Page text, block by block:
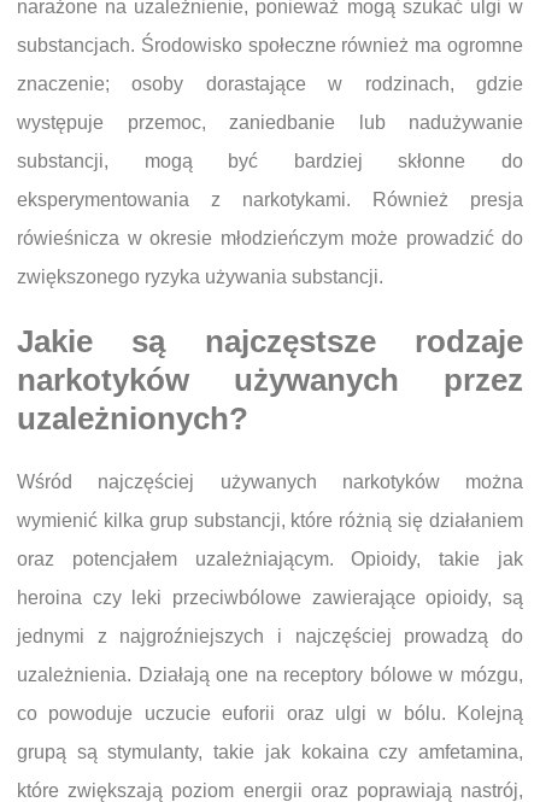
narażone na uzależnienie, ponieważ mogą szukać ulgi w
substancjach. Środowisko społeczne również ma ogromne
znaczenie; osoby dorastające w rodzinach, gdzie
występuje przemoc, zaniedbanie lub nadużywanie
substancji, mogą być bardziej skłonne do
eksperymentowania z narkotykami. Również presja
rówieśnicza w okresie młodzieńczym może prowadzić do
zwiększonego ryzyka używania substancji.
Jakie są najczęstsze rodzaje
narkotyków używanych przez
uzależnionych?
Wśród najczęściej używanych narkotyków można
wymienić kilka grup substancji, które różnią się działaniem
oraz potencjałem uzależniającym. Opioidy, takie jak
heroina czy leki przeciwbólowe zawierające opioidy, są
jednymi z najgroźniejszych i najczęściej prowadzą do
uzależnienia. Działają one na receptory bólowe w mózgu,
co powoduje uczucie euforii oraz ulgi w bólu. Kolejną
grupą są stymulanty, takie jak kokaina czy amfetamina,
które zwiększają poziom energii oraz poprawiają nastrój,